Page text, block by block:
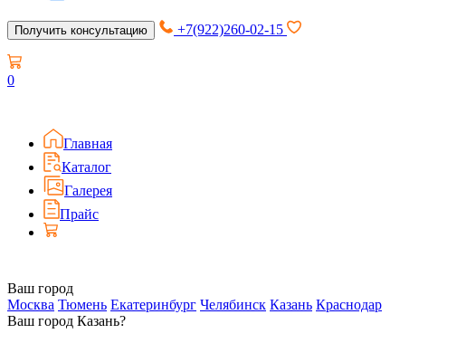
Получить консультацию +7(922)260-02-15
0
Главная
Каталог
Галерея
Прайс
Ваш город
Москва Тюмень Екатеринбург Челябинск Казань Краснодар
Ваш город Казань?